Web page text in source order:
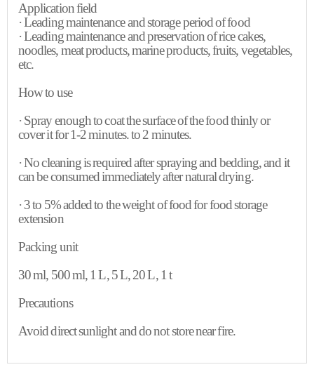
Application field
· Leading maintenance and storage period of food
· Leading maintenance and preservation of rice cakes,
noodles, meat products, marine products, fruits, vegetables,
etc.
How to use
· Spray enough to coat the surface of the food thinly or
cover it for 1-2 minutes. to 2 minutes.
· No cleaning is required after spraying and bedding, and it
can be consumed immediately after natural drying.
· 3 to 5% added to the weight of food for food storage
extension
Packing unit
30 ml, 500 ml, 1 L, 5 L, 20 L, 1 t
Precautions
Avoid direct sunlight and do not store near fire.